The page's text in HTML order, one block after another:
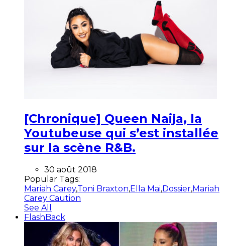
[Chronique] Queen Naija, la
Youtubeuse qui s’est installée
sur la scène R&B.
30 août 2018
Popular Tags:
Mariah Carey,Toni Braxton,Ella Mai,Dossier,Mariah
Carey Caution
See All
FlashBack